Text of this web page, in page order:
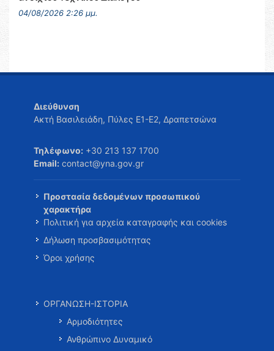
04/08/2026 2:26 μμ.
Διεύθυνση
Ακτή Βασιλειάδη, Πύλες Ε1-Ε2, Δραπετσώνα
Τηλέφωνο: +30 213 137 1700
Email: contact@yna.gov.gr
Προστασία δεδομένων προσωπικού
χαρακτήρα
Πολιτική για αρχεία καταγραφής και cookies
Δήλωση προσβασιμότητας
Όροι χρήσης
ΟΡΓΑΝΩΣΗ-ΙΣΤΟΡΙΑ
Αρμοδιότητες
Ανθρώπινο Δυναμικό